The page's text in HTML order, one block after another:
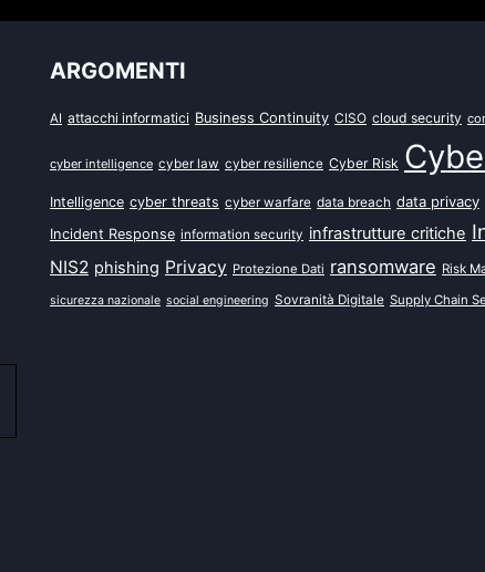
ARGOMENTI
AI attacchi informatici Business Continuity CISO cloud security
cyber intelligence cyber law cyber resilience Cyber Risk
Intelligence cyber threats cyber warfare data breach data privacy
Incident Response information security infrastrutture critiche
NIS2 phishing Privacy Protezione Dati ransomware Risk
sicurezza nazionale social engineering Sovranità Digitale Supply Chain